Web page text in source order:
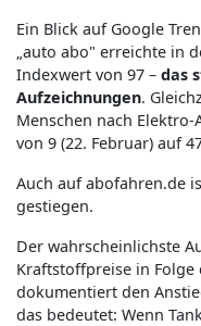
Ein Blick auf Google
„auto abo" erreichte in
Indexwert von 97 – das
Aufzeichnungen.
Menschen nach
von 9 (22. Februar) auf
Auch auf abofahren.de
gestiegen.
Der wahrscheinlichste
Kraftstoffpreise in Folge
dokumentiert den
das bedeutet: Wenn